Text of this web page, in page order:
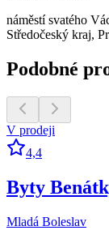
náměstí svatého
Středočeský kraj,
Podobné
V prodeji
4,4
Byty
Mladá Boleslav